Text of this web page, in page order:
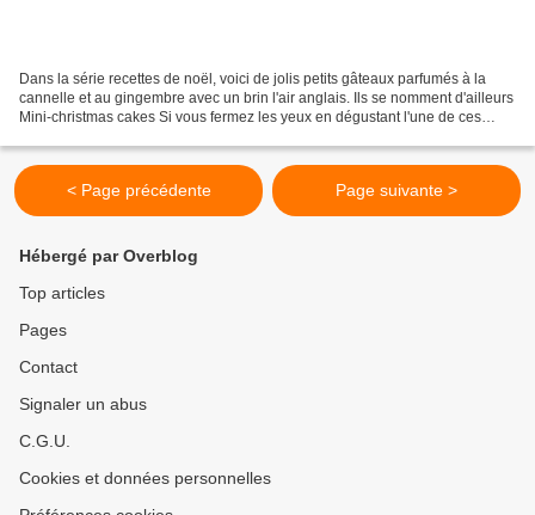
Dans la série recettes de noël, voici de jolis petits gâteaux parfumés à la
cannelle et au gingembre avec un brin l'air anglais. Ils se nomment d'ailleurs
Mini-christmas cakes Si vous fermez les yeux en dégustant l'une de ces
< Page précédente Page suivante >
Hébergé par Overblog
Top articles
Pages
Contact
Signaler un abus
C.G.U.
Cookies et données personnelles